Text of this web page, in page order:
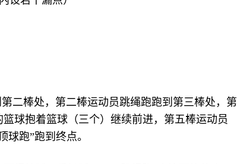
二棒处，第二棒运动员跳绳跑跑到第三棒处，第
球抱着篮球（三个）继续前进，第五棒运动员
跑”跑到终点。